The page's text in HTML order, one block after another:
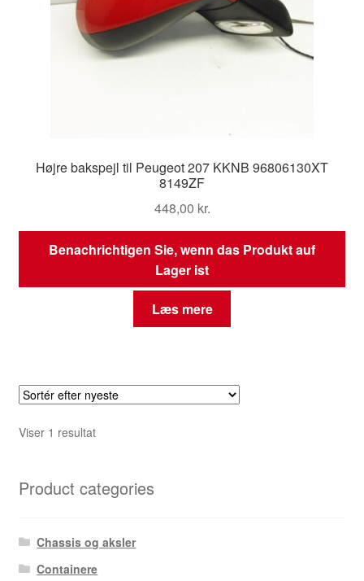
Højre bakspejl til Peugeot 207 KKNB 96806130XT
8149ZF
448,00 kr.
Benachrichtigen Sie, wenn das Produkt auf
Lager ist
Læs mere
Viser 1 resultat
Product categories
Chassis og aksler
Containere